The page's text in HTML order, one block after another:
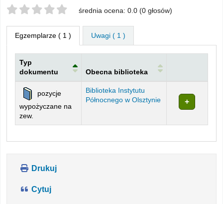
Twoje oceny średnia ocena: 0.0 (0 głosów)
Egzemplarze ( 1 ) Uwagi ( 1 )
Egzemplarze
Typ
dokumentu
Obecna biblioteka
pozycje
wypożyczane na
zew.
Biblioteka Instytutu
Północnego w Olsztynie
Drukuj
Cytuj